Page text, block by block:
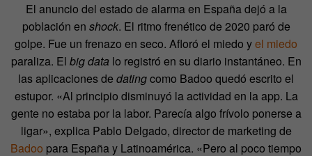
El anuncio del estado de alarma en España dejó a la
población en shock. El ritmo frenético de 2020 paró de
golpe. Fue un frenazo en seco. Afloró el miedo yel miedo
paraliza. El big data lo registró en su diario instantáneo. En
las aplicaciones de datingcomo Badoo quedó escrito el
estupor. «Al principio disminuyó la actividad en la app. La
gente no estaba por la labor. Parecía algo frívolo ponerse a
ligar», explica Pablo Delgado, director de marketing de
Badoo para España y Latinoamérica. «Pero al poco tiempo